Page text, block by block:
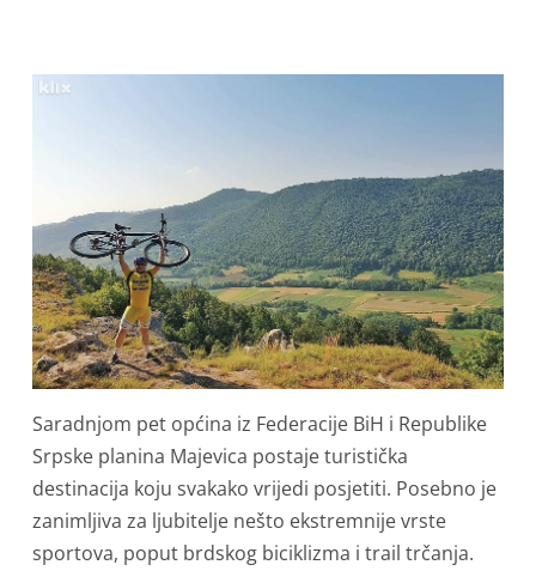
Saradnjom pet općina iz Federacije BiH i Republike
Srpske planina Majevica postaje turistička
destinacija koju svakako vrijedi posjetiti. Posebno je
zanimljiva za ljubitelje nešto ekstremnije vrste
sportova, poput brdskog biciklizma i trail trčanja.